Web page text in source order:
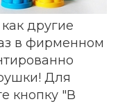
другие
в фирменном
Для
кнопку "В